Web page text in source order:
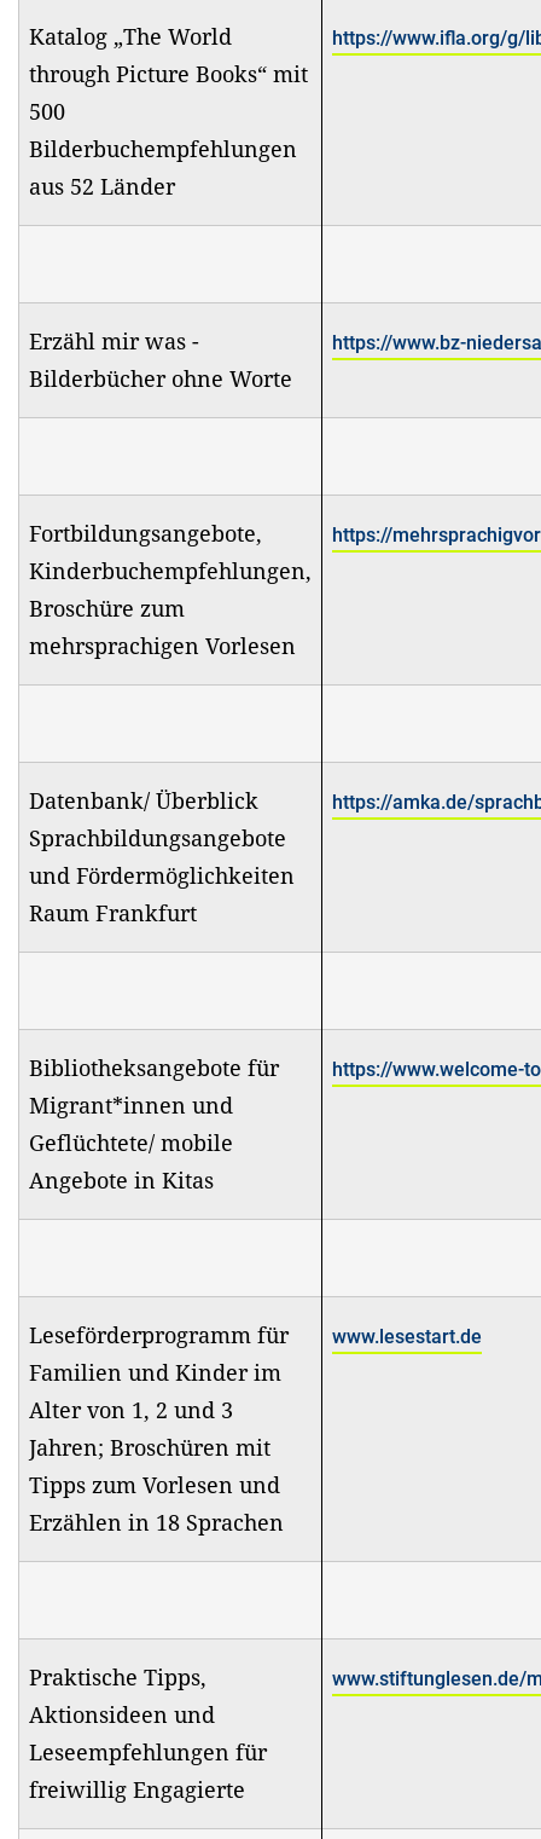
Katalog „The World
through Picture Books“ mit
500
Bilderbuchempfehlungen
aus 52 Länder
https://www.ifla.org/g/
Erzähl mir was -
Bilderbücher ohne Worte
https://www.bz-
Fortbildungsangebote,
Kinderbuchempfehlungen,
Broschüre zum
mehrsprachigen Vorlesen
https://
Datenbank/ Überblick
Sprachbildungsangebote
und Fördermöglichkeiten
Raum Frankfurt
https://amka.de/
Bibliotheksangebote für
Migrant*innen und
Geflüchtete/ mobile
Angebote in Kitas
https://www.welcome-
Leseförderprogramm für
Familien und Kinder im
Alter von 1, 2 und 3
Jahren; Broschüren mit
Tipps zum Vorlesen und
Erzählen in 18 Sprachen
www.lesestart.de
Praktische Tipps,
Aktionsideen und
Leseempfehlungen für
freiwillig Engagierte
www.stiftunglesen.de/